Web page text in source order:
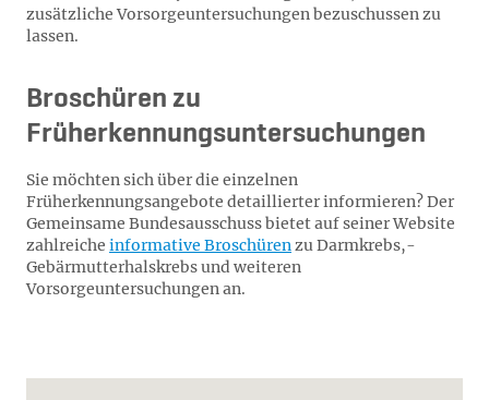
zusätzliche Vorsorgeuntersuchungen bezuschussen zu
lassen.
Broschüren zu
Früherkennungsuntersuchungen
Sie möchten sich über die einzelnen
Früherkennungsangebote detaillierter informieren? Der
Gemeinsame Bundesausschuss bietet auf seiner Website
zahlreiche informative Broschürenzu Darmkrebs,-
Gebärmutterhalskrebs und weiteren
Vorsorgeuntersuchungen an.